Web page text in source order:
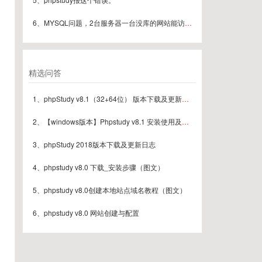
6、MYSQL问题，2台服务器一台没库的网站能访问但是采集数据到库的时候可以一下子后变成连接失败
精选问答
1、phpStudy v8.1（32+64位） 版本下载及更新日志
2、【windows版本】Phpstudy v8.1 安装使用及常见问题汇总（最新版本）
3、phpStudy 2018版本下载及更新日志
4、phpstudy v8.0 下载_安装步骤（图文）
5、phpstudy v8.0创建本地站点域名教程（图文）
6、phpstudy v8.0 网站创建与配置